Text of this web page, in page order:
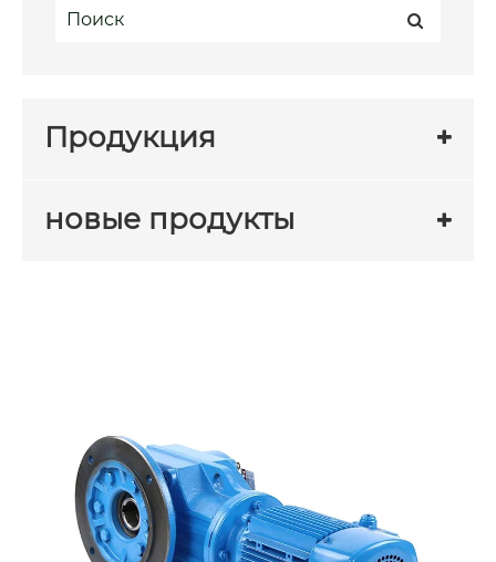
Продукция
новые продукты